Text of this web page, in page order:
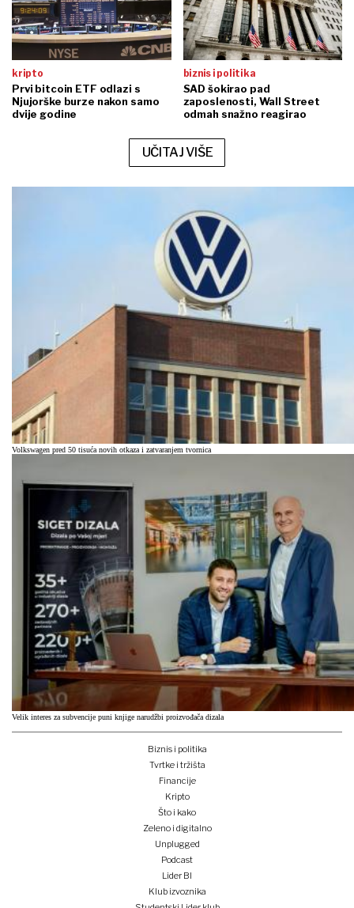
kripto
Prvi bitcoin ETF odlazi s
Njujorške burze nakon samo
dvije godine
biznis i politika
SAD šokirao pad
zaposlenosti, Wall Street
odmah snažno reagirao
UČITAJ VIŠE
Volkswagen pred 50 tisuća novih otkaza i zatvaranjem tvornica
Velik interes za subvencije puni knjige narudžbi proizvođača dizala
Biznis i politika
Tvrtke i tržišta
Financije
Kripto
Što i kako
Zeleno i digitalno
Unplugged
Podcast
Lider BI
Klub izvoznika